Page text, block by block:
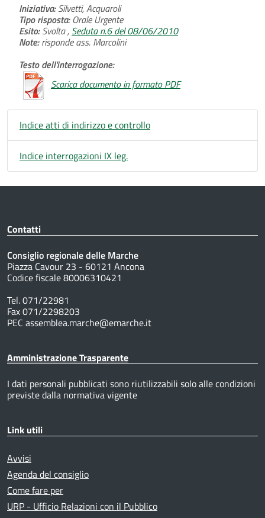
Iniziativa:Silvetti, Acquaroli
Tipo risposta:Orale Urgente
Esito:Svolta , Seduta n.6 del 08/06/2010
Note:risponde ass. Marcolini
Testo dell'interrogazione:
Scarica documento in formato PDF
Indice atti di indirizzo e controllo
Indice interrogazioni IX leg.
Contatti
Consiglio regionale delle Marche
Piazza Cavour 23 - 60121 Ancona
Codice fiscale 80006310421
Tel. 071/22981
Fax 071/2298203
PEC assemblea.marche@emarche.it
Amministrazione Trasparente
I dati personali pubblicati sono riutilizzabili solo alle condizioni
previste dalla normativa vigente
Link utili
Avvisi
Agenda del consiglio
Come fare per
URP - Ufficio Relazioni con il Pubblico